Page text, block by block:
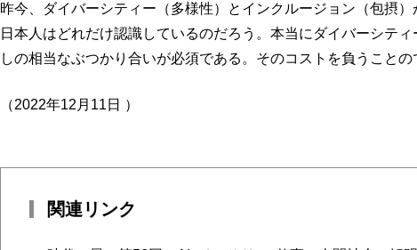
昨今、ダイバーシティー（多様性）とインクルージョン（包摂
日本人はどれだけ認識しているのだろう。本当にダイバーシテ
しの相当なぶつかり合いが必須である。そのコストを負うこと
（2022年12月11日 ）
関連リンク